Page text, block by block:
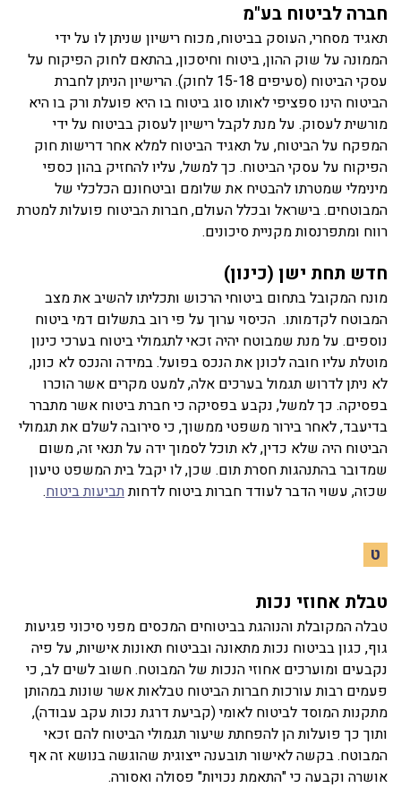
חברה לביטוח בע"מ
תאגיד מסחרי, העוסק בביטוח, מכוח רישיון שניתן לו על ידי
הממונה על שוק ההון, ביטוח וחיסכון, בהתאם לחוק הפיקוח על
עסקי הביטוח (סעיפים 15-18 לחוק). הרישיון הניתן לחברת
הביטוח הינו ספציפי לאותו סוג ביטוח בו היא פועלת ורק בו היא
מורשית לעסוק. על מנת לקבל רישיון לעסוק בביטוח על ידי
המפקח על הביטוח, על תאגיד הביטוח למלא אחר דרישות חוק
הפיקוח על עסקי הביטוח. כך למשל, עליו להחזיק בהון כספי
מינימלי שמטרתו להבטיח את שלומם וביטחונם הכלכלי של
המבוטחים. בישראל ובכלל העולם, חברות הביטוח פועלות למטרת
רווח ומתפרנסות מקניית סיכונים.
חדש תחת ישן (כינון)
מונח המקובל בתחום ביטוחי הרכוש ותכליתו להשיב את מצב
המבוטח לקדמותו. הכיסוי ערוך על פי רוב בתשלום דמי ביטוח
נוספים. על מנת שמבוטח יהיה זכאי לתגמולי ביטוח בערכי כינון
מוטלת עליו חובה לכונן את הנכס בפועל. במידה והנכס לא כונן,
לא ניתן לדרוש תגמול בערכים אלה, למעט מקרים אשר הוכרו
בפסיקה. כך למשל, נקבע בפסיקה כי חברת ביטוח אשר מתברר
בדיעבד, לאחר בירור משפטי ממשוך, כי סירובה לשלם את תגמולי
הביטוח היה שלא כדין, לא תוכל לסמוך ידה על תנאי זה, משום
שמדובר בהתנהגות חסרת תום. שכן, לו יקבל בית המשפט טיעון
שכזה, עשוי הדבר לעודד חברות ביטוח לדחותתביעות ביטוח.
ט
טבלת אחוזי נכות
טבלה המקובלת והנוהגת בביטוחים המכסים מפני סיכוני פגיעות
גוף, כגון בביטוח נכות מתאונה ובביטוח תאונות אישיות, על פיה
נקבעים ומוערכים אחוזי הנכות של המבוטח. חשוב לשים לב, כי
פעמים רבות עורכות חברות הביטוח טבלאות אשר שונות במהותן
מתקנות המוסד לביטוח לאומי (קביעת דרגת נכות עקב עבודה),
ותוך כך פועלות הן להפחתת שיעור תגמולי הביטוח להם זכאי
המבוטח. בקשה לאישור תובענה ייצוגית שהוגשה בנושא זה אף
אושרה וקבעה כי "התאמת נכויות" פסולה ואסורה.